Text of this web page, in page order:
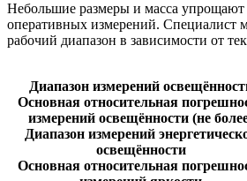
Небольшие размеры и масса упрощают
оперативных измерений. Специалист
рабочий диапазон в зависимости от
Диапазон измерений
Основная относительная
измерений освещённости (не
Диапазон измерений
освещённости
Основная относительная